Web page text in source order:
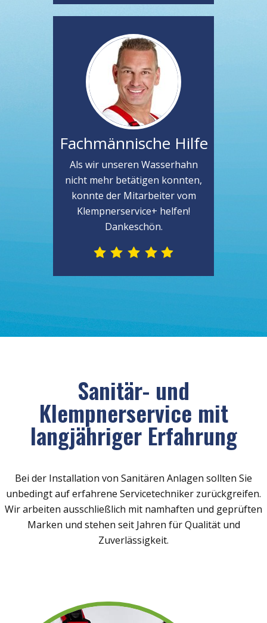
Fachmännische Hilfe
Als wir unseren Wasserhahn
nicht mehr betätigen konnten,
konnte der Mitarbeiter vom
Klempnerservice+ helfen!
Dankeschön.
Sanitär- und
Klempnerservice mit
langjähriger Erfahrung
Bei der Installation von Sanitären Anlagen sollten Sie
unbedingt auf erfahrene Servicetechniker zurückgreifen.
Wir arbeiten ausschließlich mit namhaften und geprüften
Marken und stehen seit Jahren für Qualität und
Zuverlässigkeit.